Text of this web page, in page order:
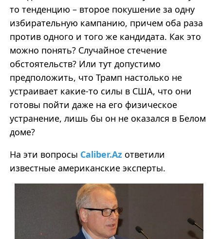
то тенденцию – второе покушение за одну
избирательную кампанию, причем оба раза
против одного и того же кандидата. Как это
можно понять? Случайное стечение
обстоятельств? Или тут допустимо
предположить, что Трамп настолько не
устраивает какие-то силы в США, что они
готовы пойти даже на его физическое
устранение, лишь бы он не оказался в Белом
доме?
На эти вопросы Caliber.Az ответили
известные американские эксперты.